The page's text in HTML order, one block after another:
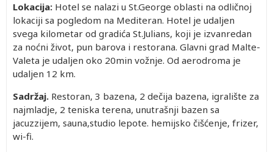
Lokacija: Hotel se nalazi u St.George oblasti na odličnoj
lokaciji sa pogledom na Mediteran. Hotel je udaljen
svega kilometar od gradića St.Julians, koji je izvanredan
za noćni život, pun barova i restorana. Glavni grad Malte-
Valeta je udaljen oko 20min vožnje. Od aerodroma je
udaljen 12 km.
Sadržaj. Restoran, 3 bazena, 2 dečija bazena, igralište za
najmladje, 2 teniska terena, unutrašnji bazen sa
jacuzzijem, sauna,studio lepote. hemijsko čišćenje, frizer,
wi-fi.